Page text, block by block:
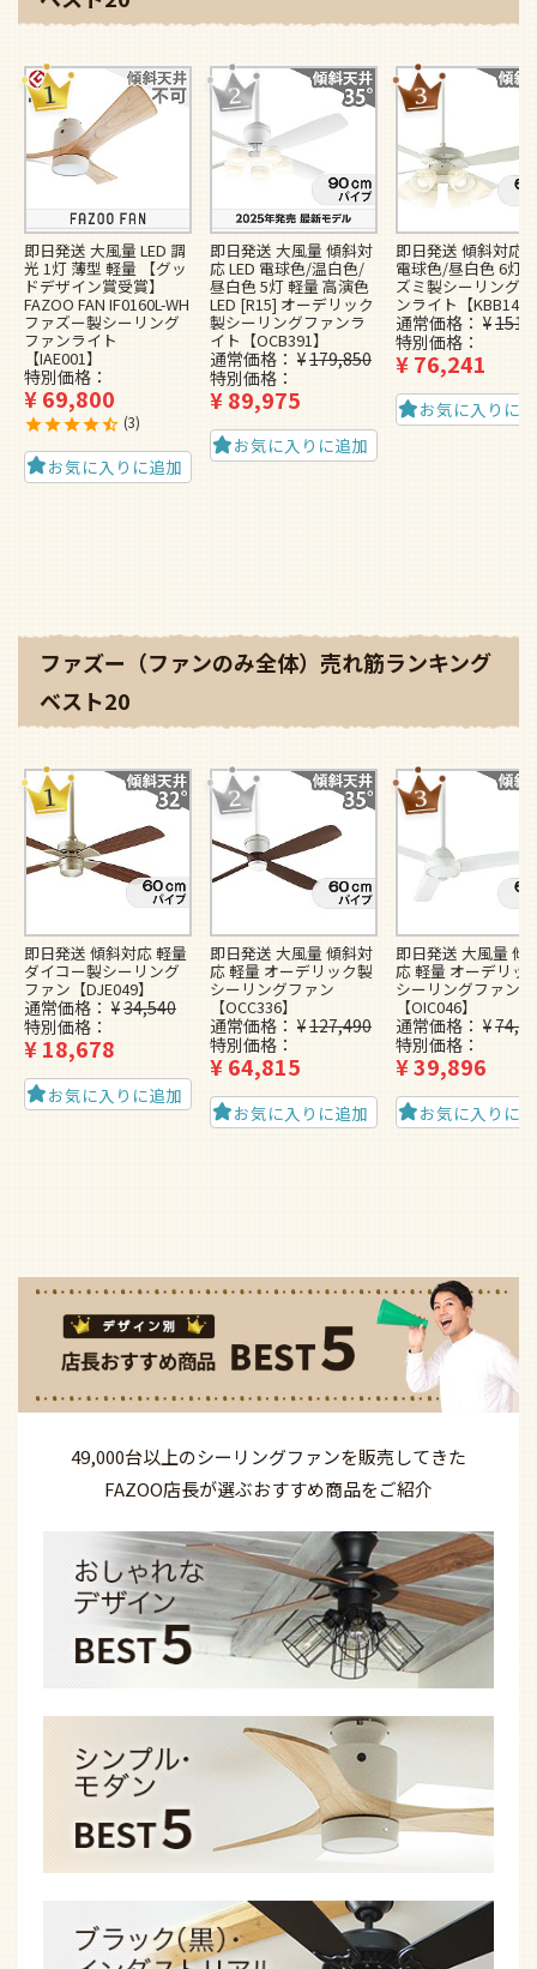
即日発送 大風量 LED 調
光 1灯 薄型 軽量 【グッ
ドデザイン賞受賞】
FAZOO FAN IF0160L-WH
ファズー製シーリング
ファンライト
【IAE001】
特別価格
¥69,800
3
お気に入りに追加
即日発送 大風量 傾斜対
応 LED 電球色/温白色/
昼白色 5灯 軽量 高演色
LED [R15] オーデリック
製シーリングファンラ
イト【OCB391】
通常価格 ¥179,850
特別価格
¥89,975
お気に入りに追加
即日発送 傾斜対応
電球色/昼白色 6灯
ズミ製シーリング
ンライト【KBB148
通常価格 ¥
特別価格
¥76,241
お気に入りに
ファズー（ファンのみ全体）売れ筋ランキング
ベスト20
即日発送 傾斜対応 軽量
ダイコー製シーリング
ファン【DJE049】
通常価格 ¥34,540
特別価格
¥18,678
お気に入りに追加
即日発送 大風量 傾斜対
応 軽量 オーデリック製
シーリングファン
【OCC336】
通常価格 ¥127,490
特別価格
¥64,815
お気に入りに追加
即日発送 大風量 傾
応 軽量 オーデリッ
シーリングファン
【OIC046】
通常価格 ¥
特別価格
¥39,896
お気に入りに
49,000台以上のシーリングファンを販売してきた
FAZOO店長が選ぶおすすめ商品をご紹介